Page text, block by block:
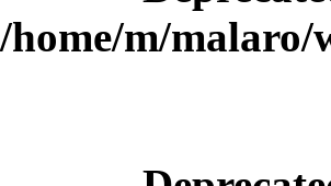
/home/m/malaro/